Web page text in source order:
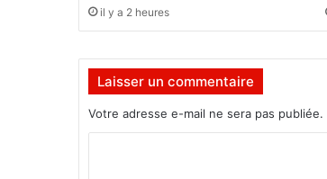
u
r
e
o
il y a 2 heures
Laisser un commentaire
Votre adresse e-mail ne sera pas publiée.